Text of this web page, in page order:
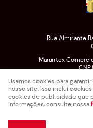
Rua Almirante
Marantex
LOJA
Usamos cookies para
nosso site. Isso inclui
cookies de publicidade que
informações, consulte nossa